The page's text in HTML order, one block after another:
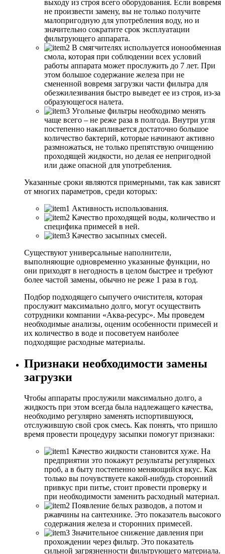
выходу из строя всего оборудования. Если вовремя
не произвести замену, вы не только получите
малопригодную для употребления воду, но и
значительно сократите срок эксплуатации
фильтрующего аппарата.
В смягчителях используется ионообменная
смола, которая при соблюдении всех условий
работы аппарата может прослужить до 7 лет. При
этом большое содержание железа при не
смененной вовремя загрузки части фильтра для
обезжилезивания быстро выведет ее из строя, из-за
образующегося налета.
Угольные фильтры необходимо менять
чаще всего – не реже раза в полгода. Внутри угля
постепенно накапливается достаточно большое
количество бактерий, которые начинают активно
размножаться, не только препятствую очищению
проходящей жидкости, но делая ее непригодной
или даже опасной для употребления.
Указанные сроки являются примерными, так как зависят
от многих параметров, среди которых:
Активность использования.
Качество проходящей воды, количество и
специфика примесей в ней.
Качество засыпных смесей.
Существуют универсальные наполнители,
выполняющие одновременно указанные функции, но
они приходят в негодность в целом быстрее и требуют
более частой замены, обычно не реже 1 раза в год.
Подбор подходящего сыпучего очистителя, которая
прослужит максимально долго, могут осуществить
сотрудники компании «Аква-ресурс». Мы проведем
необходимые анализы, оценим особенности примесей и
их количество в воде и посоветуем наиболее
подходящие расходные материалы.
Признаки необходимости замены
загрузки
Чтобы аппараты прослужили максимально долго, а
жидкость при этом всегда была надлежащего качества,
необходимо регулярно заменять испортившуюся,
отслужившую свой срок смесь. Как понять, что пришло
время провести процедуру засыпки помогут признаки:
Качество жидкости становится хуже. На
предприятии это покажут результаты регулярных
проб, а в быту постепенно меняющийся вкус. Как
только вы почувствуете какой-нибудь сторонний
привкус при питье, стоит провести проверку и
при необходимости заменить расходный материал.
Появление белых разводов, а потом и
ржавчины на сантехнике. Это показатель высокого
содержания железа и сторонних примесей.
Значительное снижение давления при
прохождении через фильтр. Это показатель
сильной загрязненности фильтрующего материала.